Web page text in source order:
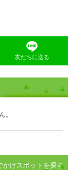
友だちに送る
。
かけスポットを探す